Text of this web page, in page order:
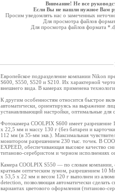
Внимание! Не все
Если Вы не нашли нужное Вам
Просим уведомлять нас о замеченных
Для просмотра файлов
Для просмотра файлов формата
Европейское подразделение компании Nikon
S600, S550, S520 и S210. Их характерной
внешнего вида. В камерах применена
К другим особенностям относится быстрое
автоматически, ориентируясь на выражение
устанавливающий настройки, оптимальные
Фотокамера COOLPIX S600 имеет разрешение
х 22,5 мм и массу 130 г (без батареи и
112 мм (в 35-мм экв.). Максимальная
монитором разрешением 230 тыс. точек. В
EXPEED, обеспечивающая высокое качество
титаново-серебристом и черном исполнениях
Камера COOLPIX S550 — по словам компании,
кратным оптическим зумом, разрешением 10
х 53,5 х 22 мм и весом 120 г выполнен из
detection, позволяющая автоматически
вариантах цветового оформления (титаново-